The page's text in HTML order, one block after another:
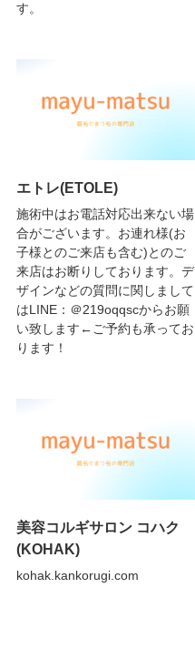
す。
エトレ(ETOLE)
施術中はお電話対応出来ない場
合がございます。お連れ様(お
子様とのご来店も含む)とのご
来店はお断りしております。デ
ザインなどの質問に関しまして
はLINE：＠219oqqscからお願
い致します←ご予約も承ってお
ります！
美容コルギサロン コハク
(KOHAK)
kohak.kankorugi.com